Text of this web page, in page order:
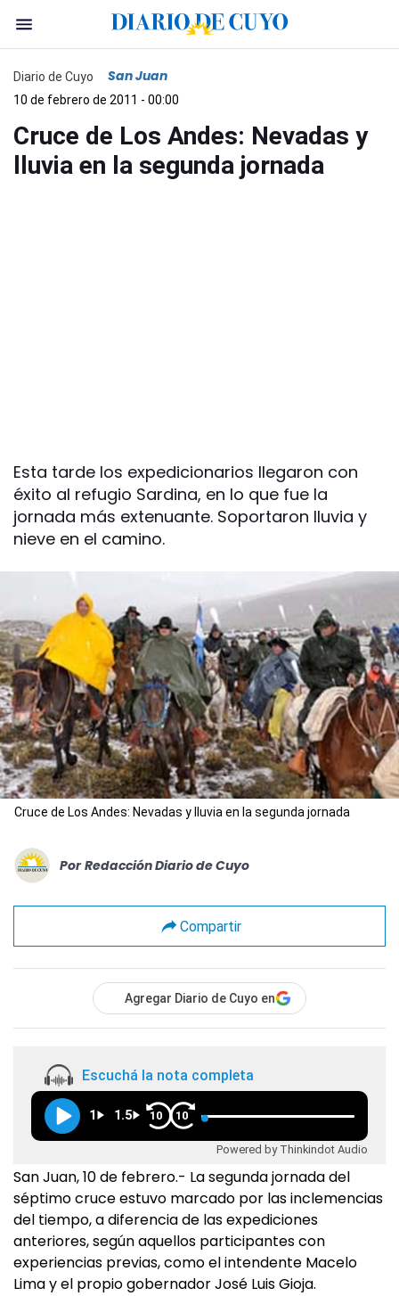
Diario de Cuyo San Juan
10 de febrero de 2011 - 00:00
Cruce de Los Andes: Nevadas y
lluvia en la segunda jornada
Esta tarde los expedicionarios llegaron con
éxito al refugio Sardina, en lo que fue la
jornada más extenuante. Soportaron lluvia y
nieve en el camino.
Cruce de Los Andes: Nevadas y lluvia en la segunda jornada
Por Redacción Diario de Cuyo
Compartir
Agregar Diario de Cuyo en
Escuchá la nota completa
1 1.5 10 10
Powered by Thinkindot Audio
San Juan, 10 de febrero.- La segunda jornada del
séptimo cruce estuvo marcado por las inclemencias
del tiempo, a diferencia de las expediciones
anteriores, según aquellos participantes con
experiencias previas, como el intendente Macelo
Lima y el propio gobernador José Luis Gioja.